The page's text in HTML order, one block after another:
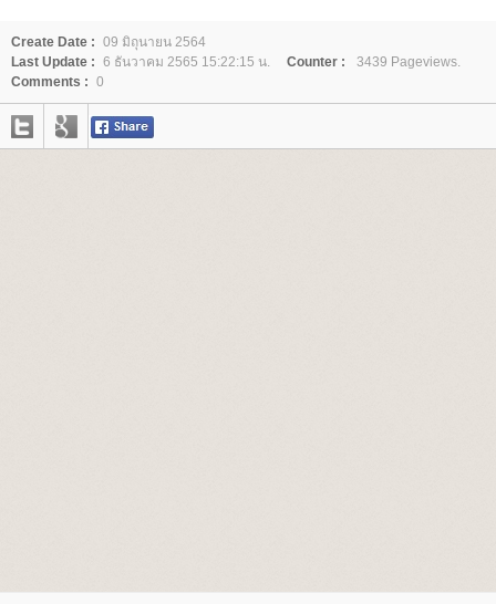
Create Date : 09 มิถุนายน 2564
Last Update : 6 ธันวาคม 2565 15:22:15 น. Counter :
3439 Pageviews.
Comments : 0